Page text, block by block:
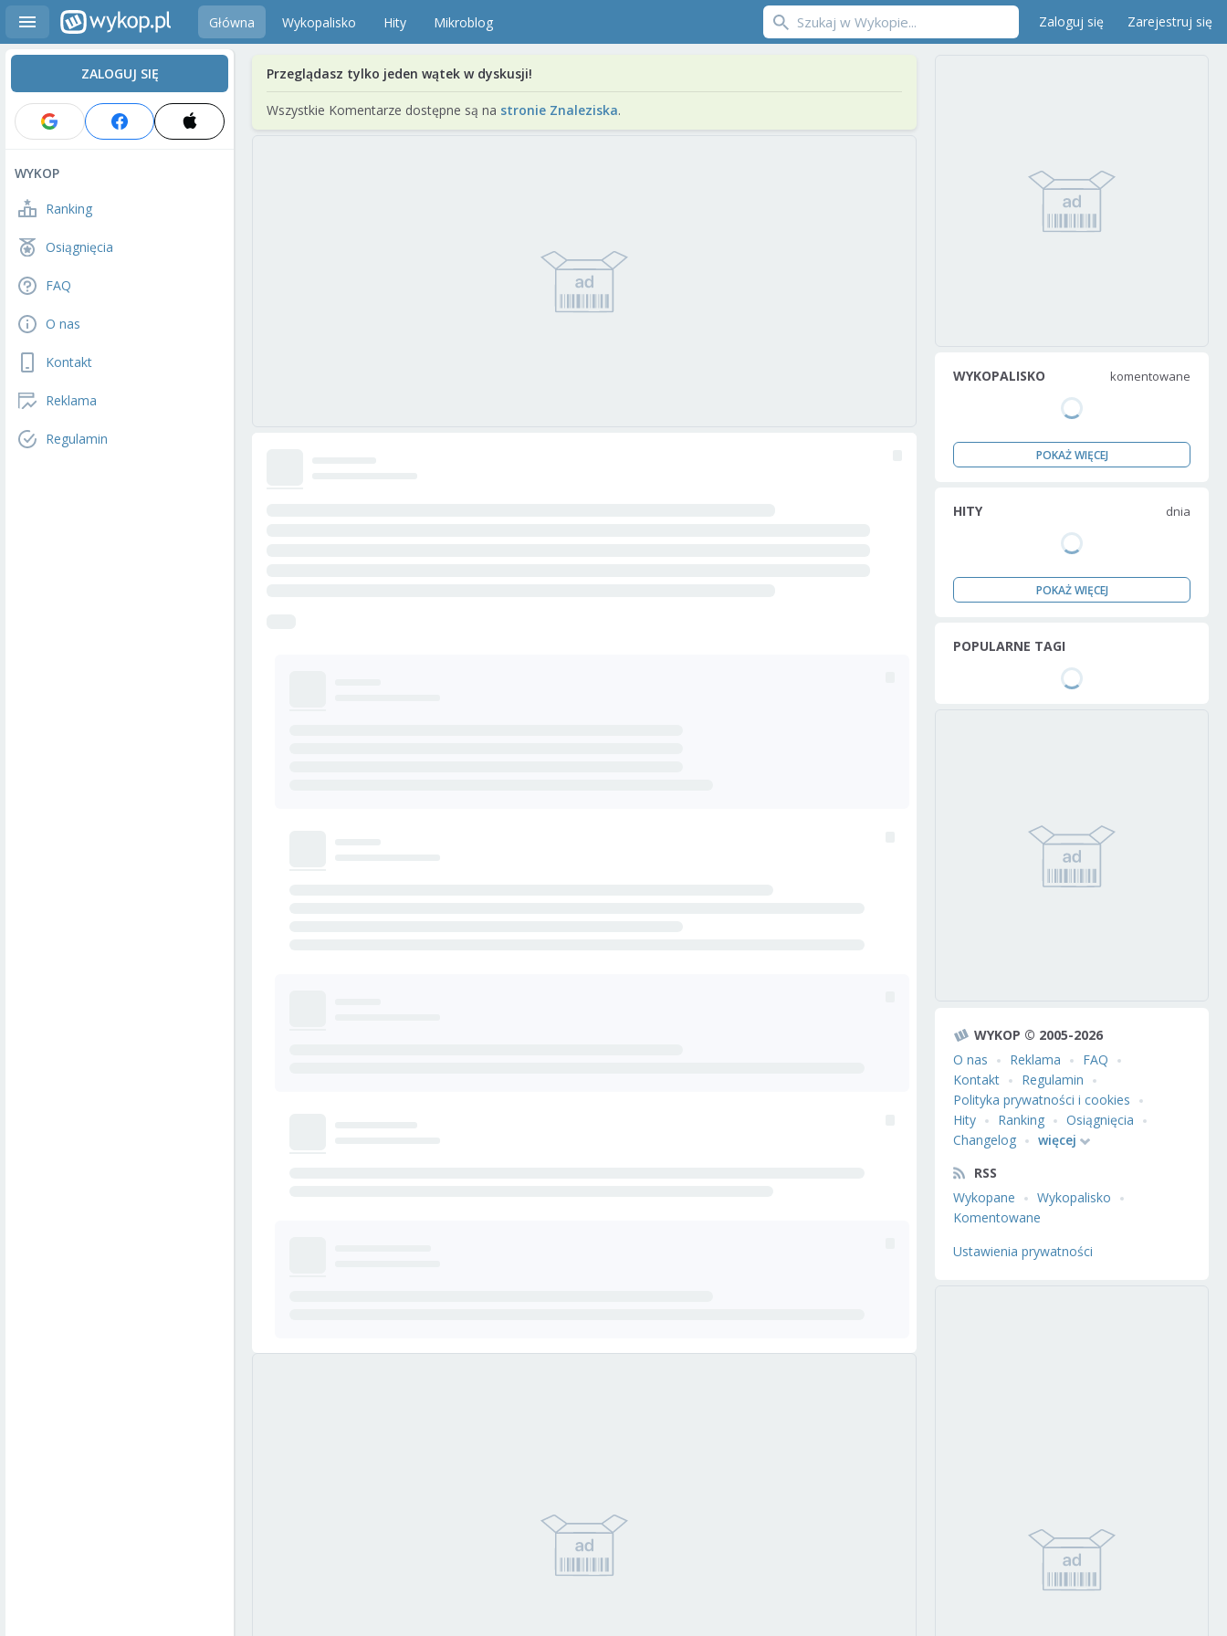
Główna Wykopalisko Hity Mikroblog Zaloguj się Zarejestruj się
ZALOGUJ SIĘ
WYKOP
Ranking
Osiągnięcia
FAQ
O nas
Kontakt
Reklama
Regulamin
Przeglądasz tylko jeden wątek w dyskusji!
Wszystkie Komentarze dostępne są na stronie Znaleziska.
WYKOPALISKO komentowane
POKAŻ WIĘCEJ
HITY dnia
POKAŻ WIĘCEJ
POPULARNE TAGI
WYKOP © 2005-2026
O nas
Reklama
FAQ
Kontakt
Regulamin
Polityka prywatności i cookies
Hity
Ranking
Osiągnięcia
Changelog
więcej
RSS
Wykopane
Wykopalisko
Komentowane
Ustawienia prywatności